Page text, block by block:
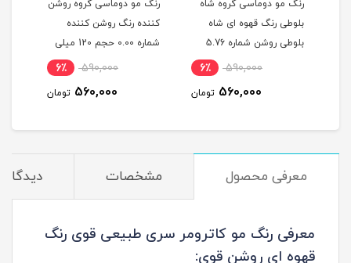
رنگ مو دوماسی گروه شاه
بلوطی رنگ قهوه ای شاه
بلوطی روشن شماره 5.76
590,000 6٪
560,000 تومان
رنگ مو دوماسی گروه روشن
کننده رنگ روشن کننده
شماره 0.00 حجم 120 میلی
590,000 6٪
560,000 تومان
معرفی محصول مشخصات
معرفی رنگ مو کاترومر سری طبیعی قوی رنگ
قهوه ای روشن قوی: